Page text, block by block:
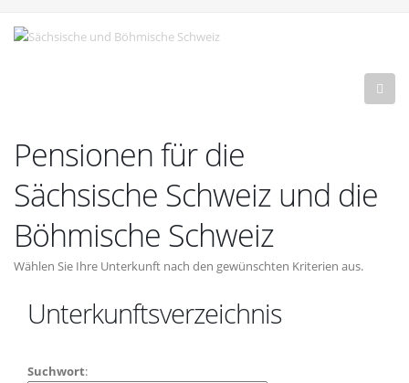
Pensionen für die
Sächsische Schweiz und die
Böhmische Schweiz
Wählen Sie Ihre Unterkunft nach den gewünschten Kriterien aus.
Unterkunftsverzeichnis
Suchwort: